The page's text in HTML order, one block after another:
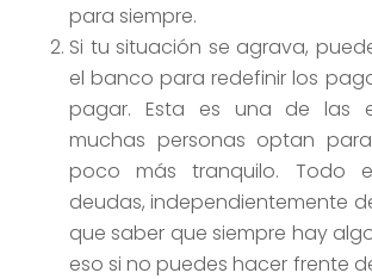
para siempre.
Si tu situación se agrava,
el banco para redefinir los
pagar. Esta es una de las
muchas personas optan
poco más tranquilo. Todo
deudas, independientemente
que saber que siempre hay
eso si no puedes hacer frente